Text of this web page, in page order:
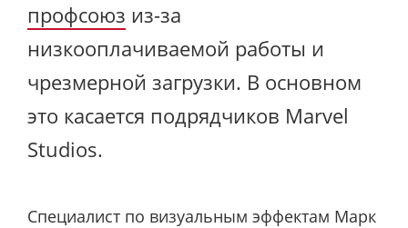
профсоюз из-за
низкооплачиваемой работы и
чрезмерной загрузки. В основном
это касается подрядчиков Marvel
Studios.
Специалист по визуальным эффектам Марк